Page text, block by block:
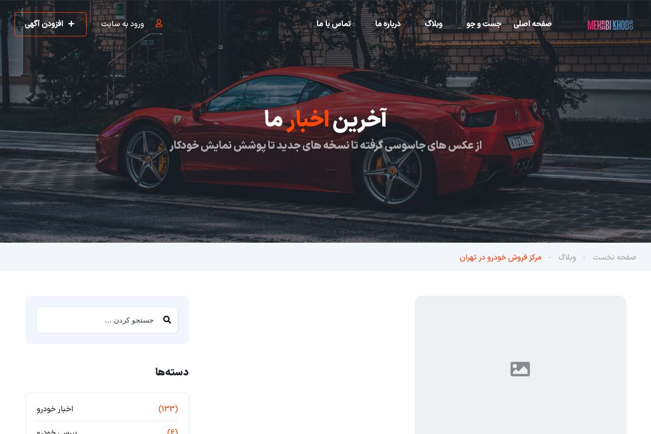
صفحه اصلی جست و جو وبلاگ درباره ما تماس با ما ورود به سایت افزودن آگهی
آخریناخبارما
از عکس های جاسوسی گرفته تا نسخه های جدید تا پوشش نمایش خودکار
صفحه نخست وبلاگ مرکز فروش خودرو در تهران
دسته‌ها
اخبار خودرو (133)